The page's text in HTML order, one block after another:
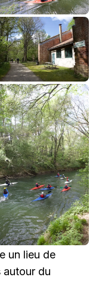
un lieu de
autour du